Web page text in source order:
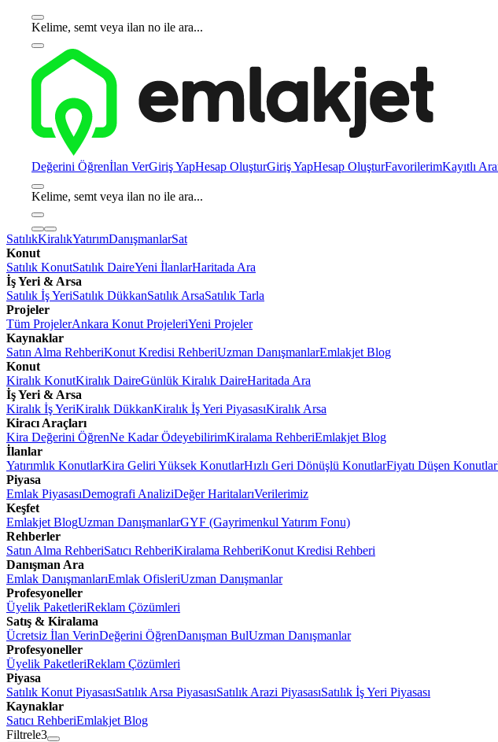
Kelime, semt veya ilan no ile ara...
Değerini Öğrenİlan VerGiriş YapHesap OluşturGiriş YapHesap OluşturFavorilerimKayıtlı
Kelime, semt veya ilan no ile ara...
SatılıkKiralıkYatırımDanışmanlarSat
Konut
Satılık KonutSatılık DaireYeni İlanlarHaritada Ara
İş Yeri & Arsa
Satılık İş YeriSatılık DükkanSatılık ArsaSatılık Tarla
Projeler
Tüm ProjelerAnkara Konut ProjeleriYeni Projeler
Kaynaklar
Satın Alma RehberiKonut Kredisi RehberiUzman DanışmanlarEmlakjet Blog
Konut
Kiralık KonutKiralık DaireGünlük Kiralık DaireHaritada Ara
İş Yeri & Arsa
Kiralık İş YeriKiralık DükkanKiralık İş Yeri PiyasasıKiralık Arsa
Kiracı Araçları
Kira Değerini ÖğrenNe Kadar ÖdeyebilirimKiralama RehberiEmlakjet Blog
İlanlar
Yatırımlık KonutlarKira Geliri Yüksek KonutlarHızlı Geri Dönüşlü KonutlarFiyatı Düşen Konutlar
Piyasa
Emlak PiyasasıDemografi AnaliziDeğer HaritalarıVerilerimiz
Keşfet
Emlakjet BlogUzman DanışmanlarGYF (Gayrimenkul Yatırım Fonu)
Rehberler
Satın Alma RehberiSatıcı RehberiKiralama RehberiKonut Kredisi Rehberi
Danışman Ara
Emlak DanışmanlarıEmlak OfisleriUzman Danışmanlar
Profesyoneller
Üyelik PaketleriReklam Çözümleri
Satış & Kiralama
Ücretsiz İlan VerinDeğerini ÖğrenDanışman BulUzman Danışmanlar
Profesyoneller
Üyelik PaketleriReklam Çözümleri
Piyasa
Satılık Konut PiyasasıSatılık Arsa PiyasasıSatılık Arazi PiyasasıSatılık İş Yeri Piyasası
Kaynaklar
Satıcı RehberiEmlakjet Blog
Filtrele3